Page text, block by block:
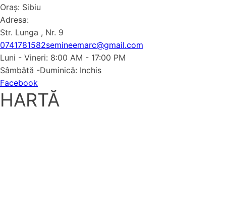
Oraș: Sibiu
Adresa:
Str. Lunga , Nr. 9
0741781582semineemarc@gmail.com
Luni - Vineri: 8:00 AM - 17:00 PM
Sâmbătă -Duminică: Inchis
Facebook
HARTĂ